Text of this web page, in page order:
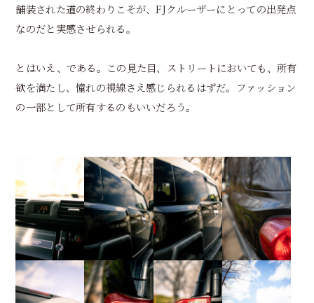
舗装された道の終わりこそが、FJクルーザーにとっての出発点
なのだと実感させられる。
とはいえ、である。この見た目、ストリートにおいても、所有
欲を満たし、憧れの視線さえ感じられるはずだ。ファッション
の一部として所有するのもいいだろう。